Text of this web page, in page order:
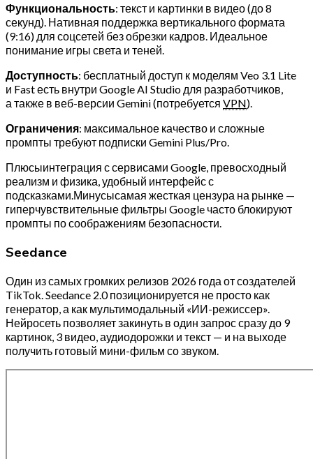
Функциональность: текст и картинки в видео (до 8
секунд). Нативная поддержка вертикального формата
(9:16) для соцсетей без обрезки кадров. Идеальное
понимание игры света и теней.
Доступность: бесплатный доступ к моделям Veo 3.1 Lite
и Fast есть внутри Google AI Studio для разработчиков,
а также в веб-версии Gemini (потребуется VPN).
Ограничения: максимальное качество и сложные
промпты требуют подписки Gemini Plus/Pro.
Плюсыинтеграция с сервисами Google, превосходный
реализм и физика, удобный интерфейс с
подсказками.Минусысамая жесткая цензура на рынке —
гиперчувствительные фильтры Google часто блокируют
промпты по соображениям безопасности.
Seedance
Один из самых громких релизов 2026 года от создателей
TikTok. Seedance 2.0 позиционируется не просто как
генератор, а как мультимодальный «ИИ-режиссер».
Нейросеть позволяет закинуть в один запрос сразу до 9
картинок, 3 видео, аудиодорожки и текст — и на выходе
получить готовый мини-фильм со звуком.